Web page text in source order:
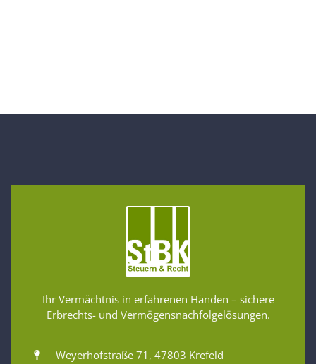
Ihr Vermächtnis in erfahrenen Händen – sichere
Erbrechts- und Vermögensnachfolgelösungen.
Weyerhofstraße 71, 47803 Krefeld